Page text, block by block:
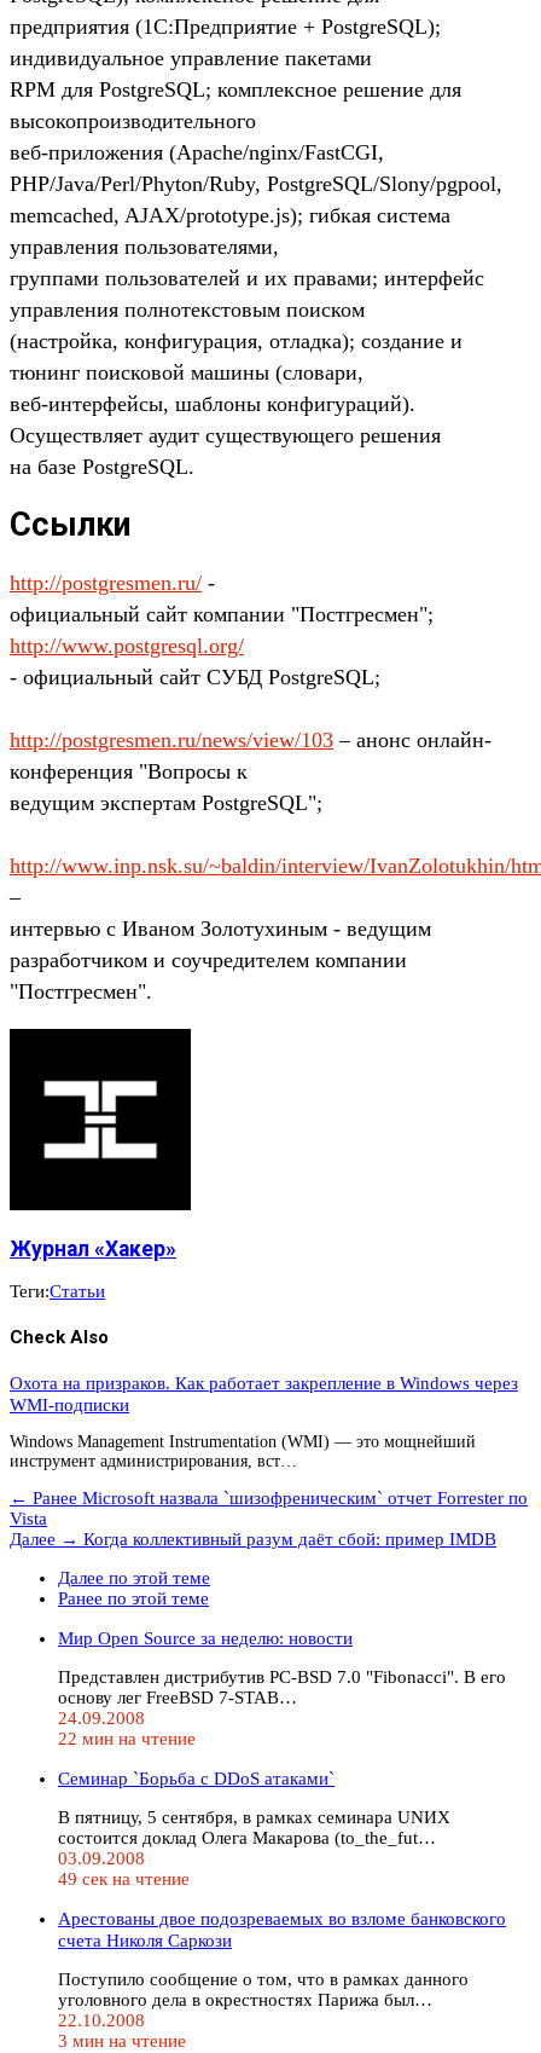
предприятия (1C:Предприятие + PostgreSQL);
индивидуальное управление пакетами
RPM для PostgreSQL; комплексное решение для
высокопроизводительного
веб-приложения (Apache/nginx/FastCGI,
PHP/Java/Perl/Phyton/Ruby, PostgreSQL/Slony/pgpool,
memcached, AJAX/prototype.js); гибкая система
управления пользователями,
группами пользователей и их правами; интерфейс
управления полнотекстовым поиском
(настройка, конфигурация, отладка); создание и
тюнинг поисковой машины (словари,
веб-интерфейсы, шаблоны конфигураций).
Осуществляет аудит существующего решения
на базе PostgreSQL.
Ссылки
http://postgresmen.ru/ -
официальный сайт компании "Постгресмен";
http://www.postgresql.org/
- официальный сайт СУБД PostgreSQL;
http://postgresmen.ru/news/view/103 – анонс онлайн-
конференция "Вопросы к
ведущим экспертам PostgreSQL";
http://www.inp.nsk.su/~baldin/interview/IvanZolotukhin/
–
интервью с Иваном Золотухиным - ведущим
разработчиком и соучредителем компании
"Постгресмен".
Журнал «Хакер»
Теги:Статьи
Check Also
Охота на призраков. Как работает закрепление в Windows через
WMI-подписки
Windows Management Instrumentation (WMI) — это мощнейший
инструмент администрирования, вст…
← Ранее Microsoft назвала `шизофреническим` отчет Forrester по
Vista
Далее → Когда коллективный разум даёт сбой: пример IMDB
Далее по этой теме
Ранее по этой теме
Мир Open Source за неделю: новости
Представлен дистрибутив PC-BSD 7.0 "Fibonacci". В его
основу лег FreeBSD 7-STAB…
24.09.2008
22 мин на чтение
Семинар `Борьба с DDoS атаками`
В пятницу, 5 сентября, в рамках семинара UNИX
состоится доклад Олега Макарова (to_the_fut…
03.09.2008
49 сек на чтение
Арестованы двое подозреваемых во взломе банковского
счета Николя Саркози
Поступило сообщение о том, что в рамках данного
уголовного дела в окрестностях Парижа был…
22.10.2008
3 мин на чтение